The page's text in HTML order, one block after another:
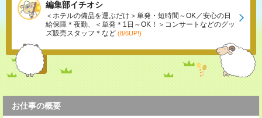
編集部イチオシ
＜ホテルの備品を運ぶだけ＞単発・短時間～OK／安心の日
給保障＊夜勤、＜単発＊1日～OK！＞コンサートなどのグッ
ズ販売スタッフ＊など (8/6UP!)
お仕事の概要